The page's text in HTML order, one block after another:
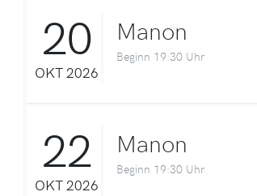
20
OKT 2026
Manon
Beginn 19:30 Uhr
22
OKT 2026
Manon
Beginn 19:30 Uhr